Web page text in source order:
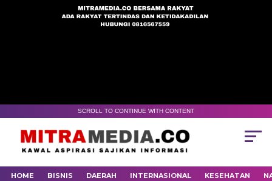
SCROLL TO CONTINUE WITH CONTENT
HOME BISNIS DAERAH INTERNASIONAL KESEHATAN